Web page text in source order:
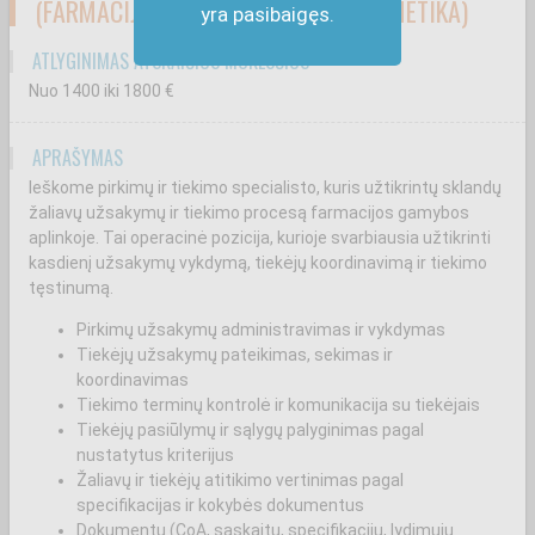
yra pasibaigęs.
(FARMACIJA, MAISTO PRAMONĖ, KOSMETIKA)
ATLYGINIMAS ATSKAIČIUS MOKESČIUS
Nuo 1400 iki 1800 €
APRAŠYMAS
Ieškome pirkimų ir tiekimo specialisto, kuris užtikrintų sklandų
žaliavų užsakymų ir tiekimo procesą farmacijos gamybos
aplinkoje. Tai operacinė pozicija, kurioje svarbiausia užtikrinti
kasdienį užsakymų vykdymą, tiekėjų koordinavimą ir tiekimo
tęstinumą.
Pirkimų užsakymų administravimas ir vykdymas
Tiekėjų užsakymų pateikimas, sekimas ir
koordinavimas
Tiekimo terminų kontrolė ir komunikacija su tiekėjais
Tiekėjų pasiūlymų ir sąlygų palyginimas pagal
nustatytus kriterijus
Žaliavų ir tiekėjų atitikimo vertinimas pagal
specifikacijas ir kokybės dokumentus
Dokumentų (CoA, sąskaitų, specifikacijų, lydimųjų